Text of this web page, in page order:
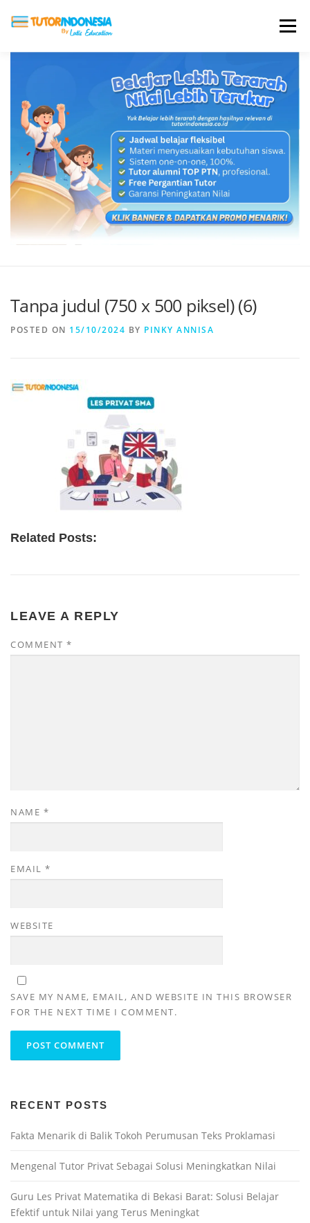
Menu
ABOUT US JADI PENGAJAR
BIAYA LES TESTIMONI PROFIL ALUMNI
BLOG DAFTAR SEKOLAH
Tanpa judul (750 x 500 piksel) (6)
POSTED ON 15/10/2024 BY PINKY ANNISA
Related Posts:
LEAVE A REPLY
COMMENT *
NAME *
EMAIL *
WEBSITE
SAVE MY NAME, EMAIL, AND WEBSITE IN THIS BROWSER
FOR THE NEXT TIME I COMMENT.
RECENT POSTS
Fakta Menarik di Balik Tokoh Perumusan Teks Proklamasi
Mengenal Tutor Privat Sebagai Solusi Meningkatkan Nilai
Guru Les Privat Matematika di Bekasi Barat: Solusi Belajar
Efektif untuk Nilai yang Terus Meningkat